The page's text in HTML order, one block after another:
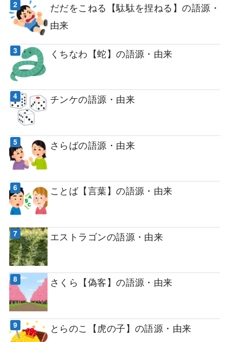
だだをこねる【駄駄を捏ねる】の語源・
由来
くちなわ【蛇】の語源・由来
チンケの語源・由来
さらばの語源・由来
ことば【言葉】の語源・由来
エストラゴンの語源・由来
さくら【偽客】の語源・由来
とらのこ【虎の子】の語源・由来